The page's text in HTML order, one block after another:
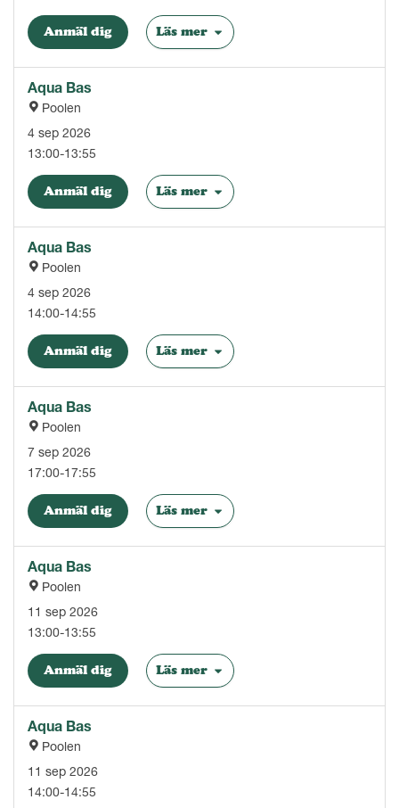
Anmäl dig Läs mer
Aqua Bas
Poolen
4 sep 2026
13:00-13:55
Anmäl dig Läs mer
Aqua Bas
Poolen
4 sep 2026
14:00-14:55
Anmäl dig Läs mer
Aqua Bas
Poolen
7 sep 2026
17:00-17:55
Anmäl dig Läs mer
Aqua Bas
Poolen
11 sep 2026
13:00-13:55
Anmäl dig Läs mer
Aqua Bas
Poolen
11 sep 2026
14:00-14:55